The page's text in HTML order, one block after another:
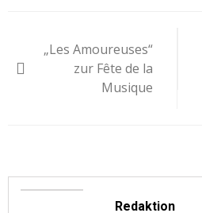
„Les Amoureuses“
zur Fête de la
Musique
Redaktion